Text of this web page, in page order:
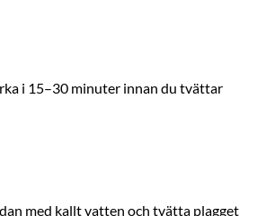
i 15–30 minuter innan du tvättar
med kallt vatten och tvätta plagget